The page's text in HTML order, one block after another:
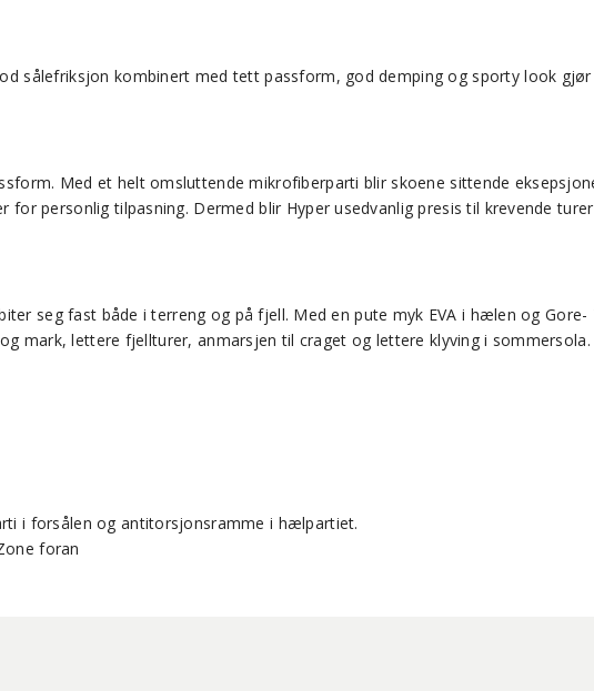
sålefriksjon kombinert med tett passform, god demping og sporty look
Med et helt omsluttende mikrofiberparti blir skoene sittende
personlig tilpasning. Dermed blir Hyper usedvanlig presis til krevende
seg fast både i terreng og på fjell. Med en pute myk EVA i hælen og
mark, lettere fjellturer, anmarsjen til craget og lettere klyving i sommersola.
i forsålen og antitorsjonsramme i hælpartiet.
foran